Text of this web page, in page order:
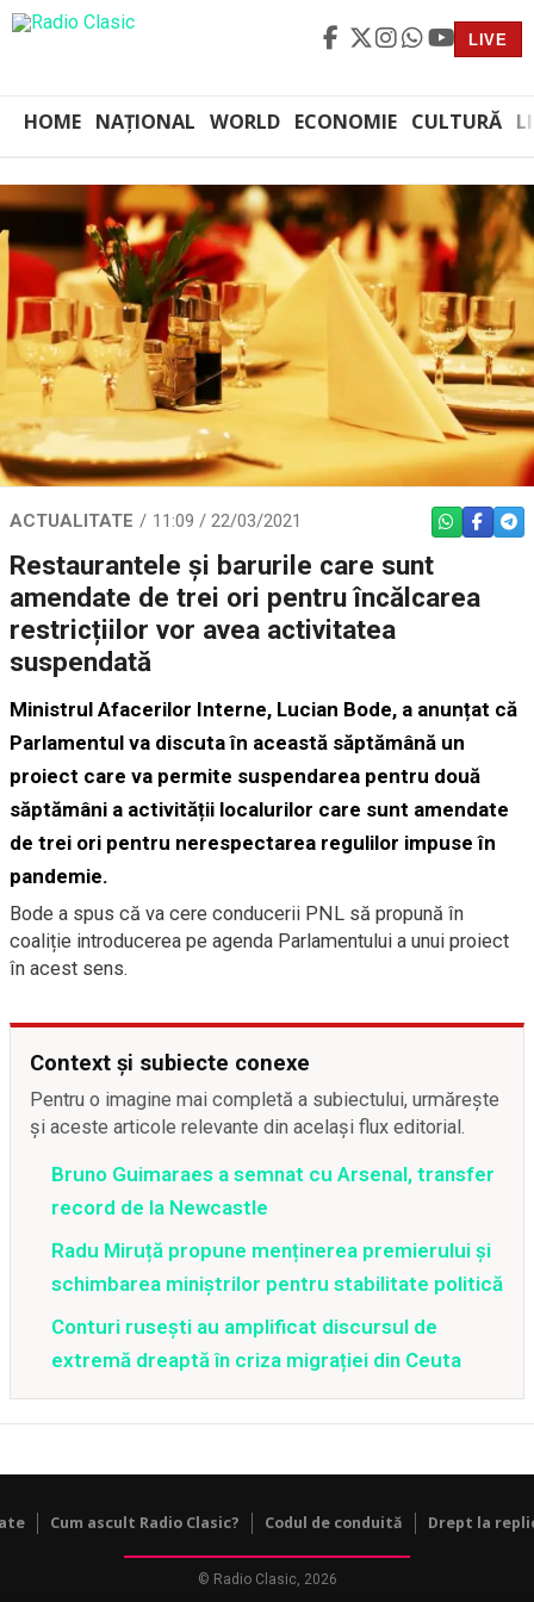
LIVE
HOME NAȚIONAL WORLD ECONOMIE CULTURĂ
ACTUALITATE 11:09 / 22/03/2021 WHATSAPP
Restaurantele și barurile care sunt
amendate de trei ori pentru încălcarea
restricțiilor vor avea activitatea
suspendată
Ministrul Afacerilor Interne, Lucian Bode, a anunțat că
Parlamentul va discuta în această săptămână un
proiect care va permite suspendarea pentru două
săptămâni a activității localurilor care sunt amendate
de trei ori pentru nerespectarea regulilor impuse în
pandemie.
Bode a spus că va cere conducerii PNL să propună în
coaliție introducerea pe agenda Parlamentului a unui proiect
în acest sens.
Context și subiecte conexe
Pentru o imagine mai completă a subiectului, urmărește
și aceste articole relevante din același flux editorial.
Bruno Guimaraes a semnat cu Arsenal, transfer
record de la Newcastle
Radu Miruță propune menținerea premierului și
schimbarea miniștrilor pentru stabilitate politică
Conturi rusești au amplificat discursul de
extremă dreaptă în criza migrației din Ceuta
Cum ascult Radio Clasic? Codul de conduită Drept la
© Radio Clasic, 2026